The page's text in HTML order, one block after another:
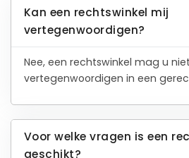
Kan een rechtswinkel mij
vertegenwoordigen?
Nee, een rechtswinkel mag u niet
vertegenwoordigen in een
Voor welke vragen is een
geschikt?